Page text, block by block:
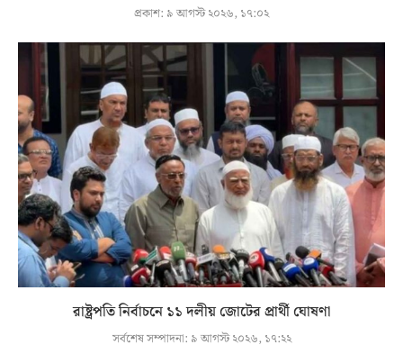
প্রকাশ: ৯ আগস্ট ২০২৬, ১৭:০২
রাষ্ট্রপতি নির্বাচনে ১১ দলীয় জোটের প্রার্থী ঘোষণা
সর্বশেষ সম্পাদনা: ৯ আগস্ট ২০২৬, ১৭:২২